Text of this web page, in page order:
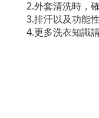
2.外套清洗時，
3.排汗以及功能
4.更多洗衣知識